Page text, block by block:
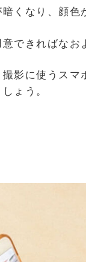
くなり、顔色
できればなお
影に使うス
ょう。